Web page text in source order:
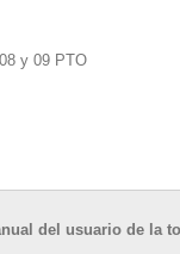
y 09 PTO
del usuario de la